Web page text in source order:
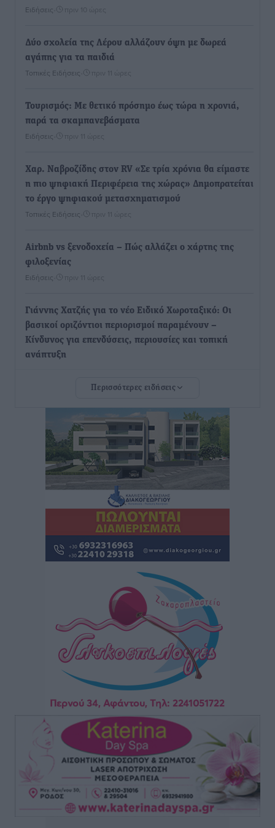
Ειδήσεις πριν 10 ώρες
Δύο σχολεία της Λέρου αλλάζουν όψη με δωρεά
αγάπης για τα παιδιά
Τοπικές Ειδήσεις πριν 11 ώρες
Τουρισμός: Με θετικό πρόσημο έως τώρα η χρονιά,
παρά τα σκαμπανεβάσματα
Ειδήσεις πριν 11 ώρες
Χαρ. Ναβροζίδης στον RV «Σε τρία χρόνια θα είμαστε
η πιο ψηφιακή Περιφέρεια της χώρας» Δημοπρατείται
το έργο ψηφιακού μετασχηματισμού
Τοπικές Ειδήσεις πριν 11 ώρες
Airbnb vs ξενοδοχεία – Πώς αλλάζει ο χάρτης της
φιλοξενίας
Ειδήσεις πριν 11 ώρες
Γιάννης Χατζής για το νέο Ειδικό Χωροταξικό: Οι
βασικοί οριζόντιοι περιορισμοί παραμένουν –
Κίνδυνος για επενδύσεις, περιουσίες και τοπική
ανάπτυξη
δεν υπάρχουν περιθώρια εφησυχασμού
Ειδήσεις• πριν 11 ώρες
Στον Άγιο Νικόλαο Χάλκης ανοίγει ξανά το
ανανεωμένο εκκλησιαστικό μουσείο από τη Λέσχη
Τοπικές Ειδήσεις• πριν 11 ώρες
Ρόδος: «Βουλιάζει» από τουρίστες – Πάνω από 1 εκατ.
επιβάτες και 55 κρουαζιερόπλοια
Γ’ Εθνική Κατηγορία: Οι ημερομηνίες των
αγωνιστικών της κανονικής περιόδου
πριν 17 ώρες
Συνελήφθησαν δύο άτομα στην Κάρπαθο για άγρα
Τοπικές Ειδήσεις• πριν 17 ώρες
Χωρίς υποχρεωτική παρουσία μικρών στη 12άδα
Αθλητικά πριν 17 ώρες
Ο Πελεκάνος, οι ανεμογεννήτριες και μια κοινότητα
που κανείς δεν ρώτησε
Δημο-Κρίσεις• πριν 17 ώρες
Περισσότερες ειδήσεις